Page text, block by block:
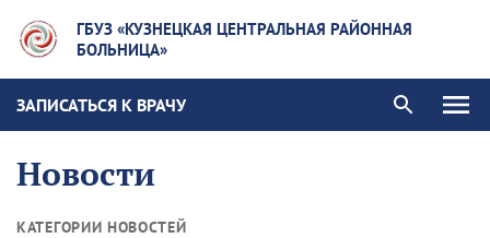
ГБУЗ «КУЗНЕЦКАЯ ЦЕНТРАЛЬНАЯ РАЙОННАЯ
БОЛЬНИЦА»
ЗАПИСАТЬСЯ К ВРАЧУ
Новости
КАТЕГОРИИ НОВОСТЕЙ